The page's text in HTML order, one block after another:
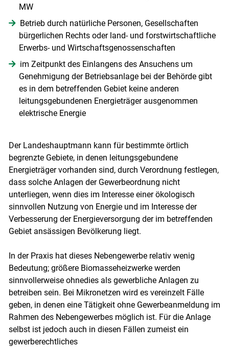
Skip to main content
MW
Betrieb durch natürliche Personen, Gesellschaften
bürgerlichen Rechts oder land- und forstwirtschaftliche
Erwerbs- und Wirtschaftsgenossenschaften
im Zeitpunkt des Einlangens des Ansuchens um
Genehmigung der Betriebsanlage bei der Behörde gibt
es in dem betreffenden Gebiet keine anderen
leitungsgebundenen Energieträger ausgenommen
elektrische Energie
Der Landeshauptmann kann für bestimmte örtlich
begrenzte Gebiete, in denen leitungsgebundene
Energieträger vorhanden sind, durch Verordnung festlegen,
dass solche Anlagen der Gewerbeordnung nicht
unterliegen, wenn dies im Interesse einer ökologisch
sinnvollen Nutzung von Energie und im Interesse der
Verbesserung der Energieversorgung der im betreffenden
Gebiet ansässigen Bevölkerung liegt.
In der Praxis hat dieses Nebengewerbe relativ wenig
Bedeutung; größere Biomasseheizwerke werden
sinnvollerweise ohnedies als gewerbliche Anlagen zu
betreiben sein. Bei Mikronetzen wird es vereinzelt Fälle
geben, in denen eine Tätigkeit ohne Gewerbeanmeldung im
Rahmen des Nebengewerbes möglich ist. Für die Anlage
selbst ist jedoch auch in diesen Fällen zumeist ein
gewerberechtliches